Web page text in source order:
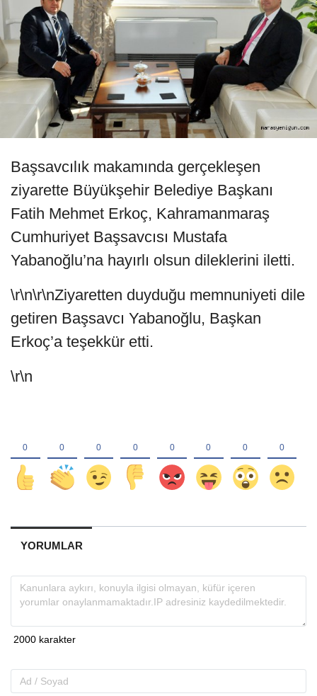
Başsavcılık makamında gerçekleşen
ziyarette Büyükşehir Belediye Başkanı
Fatih Mehmet Erkoç, Kahramanmaraş
Cumhuriyet Başsavcısı Mustafa
Yabanoğlu’na hayırlı olsun dileklerini iletti.
\r\n\r\nZiyaretten duyduğu memnuniyeti dile
getiren Başsavcı Yabanoğlu, Başkan
Erkoç’a teşekkür etti.
\r\n
YORUMLAR